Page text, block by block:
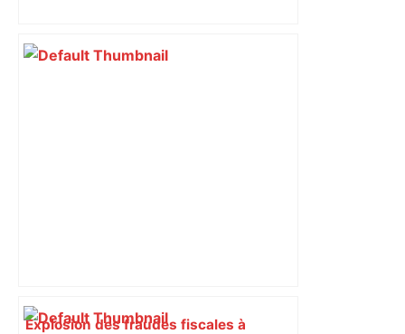
Explosion des fraudes fiscales à